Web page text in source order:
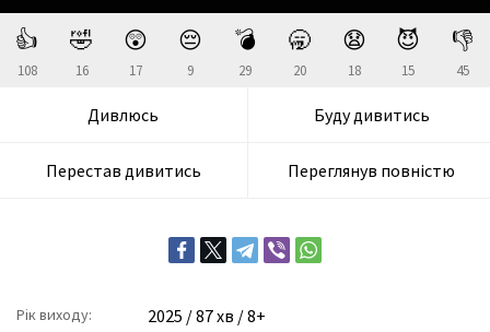
👍
108
🤣
16
😲
17
😔
9
💣
29
🥱
20
😧
18
😈
15
👎
45
Дивлюсь Буду дивитись
Перестав дивитись Переглянув повністю
Рік виходу: 2025 / 87 хв / 8+